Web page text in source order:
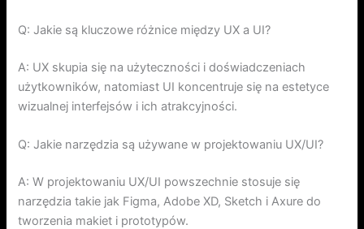
Q: Jakie są kluczowe różnice między UX a UI?
A: UX skupia się na użyteczności i doświadczeniach
użytkowników, natomiast UI koncentruje się na estetyce
wizualnej interfejsów i ich atrakcyjności.
Q: Jakie narzędzia są używane w projektowaniu UX/UI?
A: W projektowaniu UX/UI powszechnie stosuje się
narzędzia takie jak Figma, Adobe XD, Sketch i Axure do
tworzenia makiet i prototypów.